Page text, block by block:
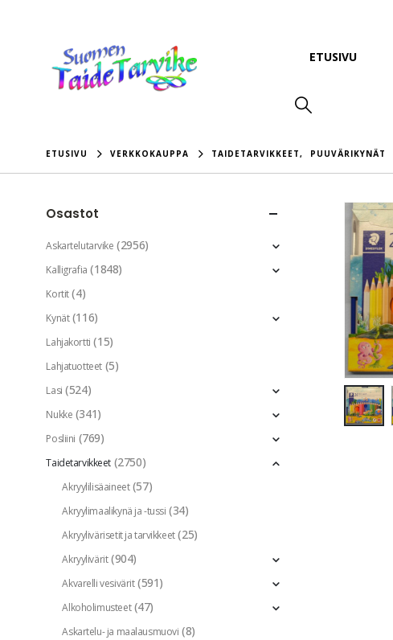
ETUSIVU
ETUSIVU VERKKOKAUPPA TAIDETARVIKKEET, PUUVÄRIKYNÄT
Osastot
Askartelutarvike (2956)
Kalligrafia (1848)
Kortit (4)
Kynät (116)
Lahjakortti (15)
Lahjatuotteet (5)
Lasi (524)
Nukke (341)
Posliini (769)
Taidetarvikkeet (2750)
Akryylilisäaineet (57)
Akryylimaalikynä ja -tussi (34)
Akryylivärisetit ja tarvikkeet (25)
Akryylivärit (904)
Akvarelli vesivärit (591)
Alkoholimusteet (47)
Askartelu- ja maalausmuovi (8)